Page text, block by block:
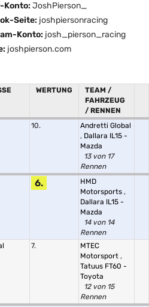
Konto: JoshPierson_
Seite: joshpiersonracing
Konto: josh_pierson_racing
joshpierson.com
WERTUNG
TEAM /
FAHRZEUG
/ RENNEN
10.
Andretti Global
, Dallara IL15 -
Mazda
13 von 17
Rennen
6.
HMD
Motorsports ,
Dallara IL15 -
Mazda
14 von 14
Rennen
7.
MTEC
Motorsport ,
Tatuus FT60 -
Toyota
12 von 15
Rennen